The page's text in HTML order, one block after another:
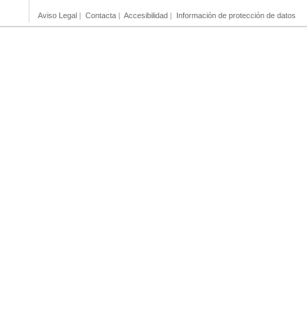
Aviso Legal | Contacta | Accesibilidad | Información de protección de datos